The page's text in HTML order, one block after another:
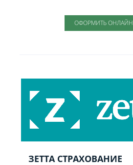
ОФОРМИТЬ ОНЛАЙН
ЗЕТТА СТРАХОВАНИЕ